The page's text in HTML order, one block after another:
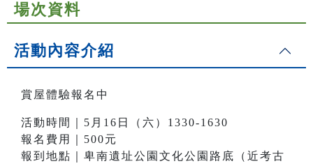
場次資料
活動內容介紹
賞屋體驗報名中
活動時間｜5月16日（六）1330-1630
報名費用｜500元
報到地點｜卑南遺址公園文化公園路底（近考古